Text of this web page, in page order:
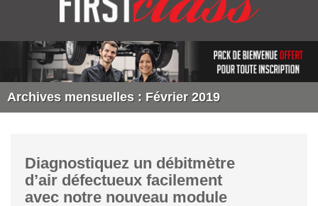
Archives mensuelles : Février 2019
Diagnostiquez un débitmètre
d’air défectueux facilement
avec notre nouveau module